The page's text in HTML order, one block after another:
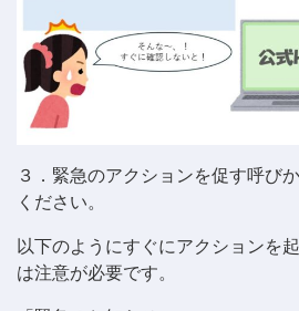
３．緊急のアクションを促す呼び
ください。
以下のようにすぐにアクションを
は注意が必要です。